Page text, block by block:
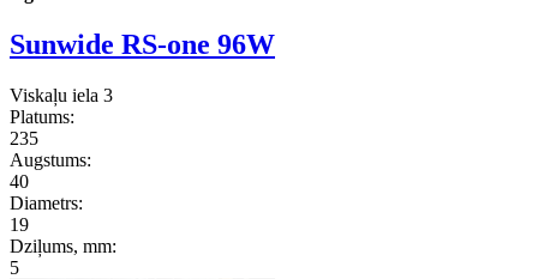
Sunwide RS-one 96W
Viskaļu iela 3
Platums:
235
Augstums:
40
Diametrs:
19
Dziļums, mm:
5